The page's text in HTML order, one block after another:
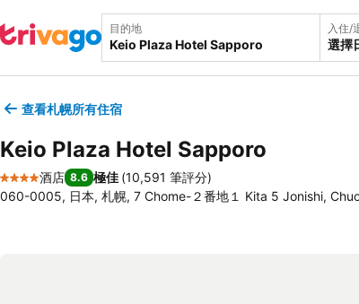
目的地 入住/
選擇
查看札幌所有住宿
Keio Plaza Hotel Sapporo
4 星級
酒店 8.6 極佳 (10,591 筆評分)
060-0005, 日本, 札幌, 7 Chome-２番地１ Kita 5 Jonishi,